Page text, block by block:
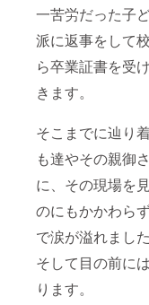
一苦労だった子
派に返事をして
ら卒業証書を受
きます。
そこまでに辿り
も達やその親御
に、その現場を
のにもかかわら
で涙が溢れました
そして目の前に
ります。